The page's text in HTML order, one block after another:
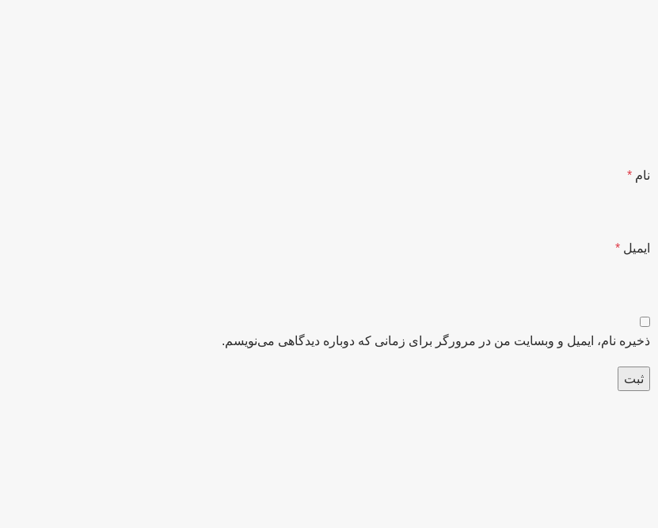
نام *
ایمیل *
ذخیره نام، ایمیل و وبسایت من در مرورگر برای زمانی که دوباره دیدگاهی می‌نویسم.